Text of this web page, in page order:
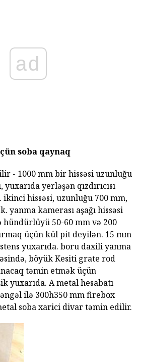
ad
soba qaynaq
- 1000 mm bir hissəsi uzunluğu
yerləşən qızdırıcısı
hissəsi, uzunluğu 700 mm,
yanma kamerası aşağı hissəsi
50-60 mm və 200
üçün kül pit deyilən. 15 mm
yuxarıda. boru daxili yanma
böyük Kesiti grate rod
təmin etmək üçün
yuxarıda. A metal hesabatı
ilə 300h350 mm firebox
soba xarici divar təmin edilir.